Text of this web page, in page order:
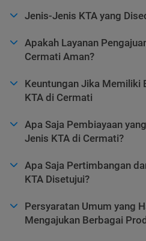
Jenis-Jenis KTA yang
Apakah Layanan
Cermati Aman?
Keuntungan Jika Memiliki
KTA di Cermati
Apa Saja Pembiayaan
Jenis KTA di Cermati?
Apa Saja Pertimbangan
KTA Disetujui?
Persyaratan Umum yang
Mengajukan Berbagai